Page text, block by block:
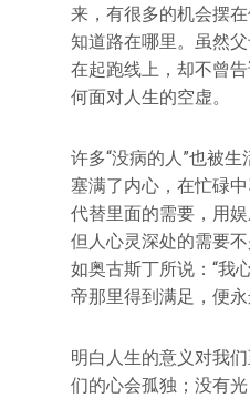
来，有很多的机会摆
知道路在哪里。虽然
在起跑线上，却不曾
何面对人生的空虚。
许多“没病的人”也被
塞满了内心，在忙碌
代替里面的需要，用娱
但人心灵深处的需要
如奥古斯丁所说：“我
帝那里得到满足，便
明白人生的意义对我
们的心会孤独；没有